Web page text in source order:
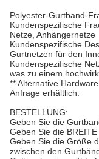
Polyester-Gurtband-
Kundenspezifische
Netze, Anhängernetze
Kundenspezifische
Gurtnetzen für den
Kundenspezifische
was zu einem
** Alternative
Anfrage erhältlich.
BESTELLUNG:
Geben Sie die
Geben Sie die BREITE
Geben Sie die Größe
zwischen den